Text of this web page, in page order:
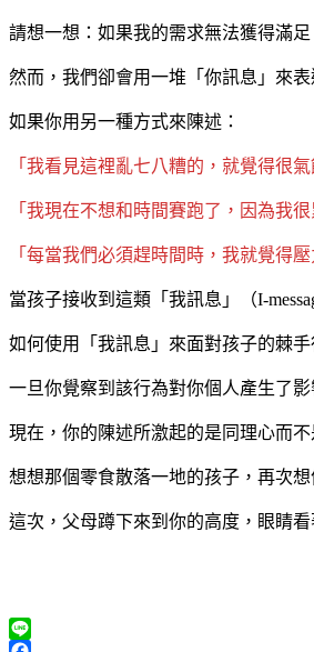
請想一想：如果我的需求無法獲得滿
然而，我們卻會用一堆「你訊息」來
如果你用另一種方式來陳述：
「我看見這裡亂七八糟的，就覺得很氣
「我現在不想和時間賽跑了，因為我很
「每當我們必須趕時間時，我就覺得壓
當孩子接收到這類「我訊息」（I-
如何使用「我訊息」來面對孩子的棘
一旦你覺察到該行為對你個人產生了
現在，你的陳述所激起的是同理心而
想想那個零食散落一地的孩子，再次想
這次，父母蹲下來到你的高度，眼睛